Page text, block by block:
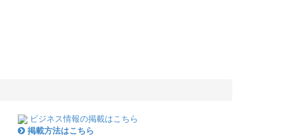
ビジネス情報の掲載はこちら
掲載方法はこちら